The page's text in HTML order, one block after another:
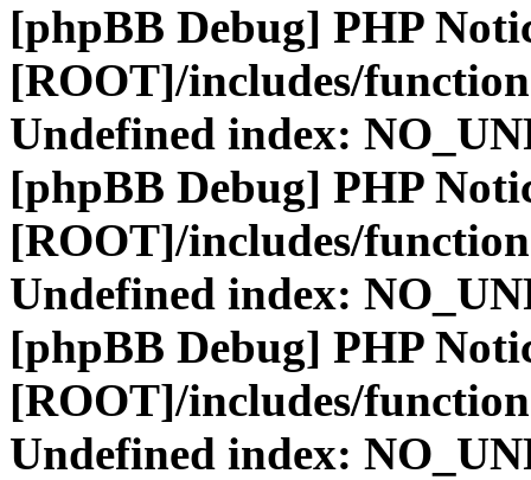
[phpBB Debug] PHP
[ROOT]/includes/
Undefined index:
[phpBB Debug] PHP
[ROOT]/includes/
Undefined index:
[phpBB Debug] PHP
[ROOT]/includes/
Undefined index: